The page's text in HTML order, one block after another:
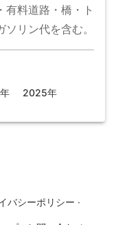
有料道路・橋・ト
リン代を含む。
2025年
バシーポリシー ·